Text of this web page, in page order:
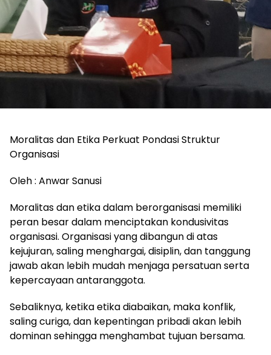
Moralitas dan Etika Perkuat Pondasi Struktur
Organisasi
Oleh : Anwar Sanusi
Moralitas dan etika dalam berorganisasi memiliki
peran besar dalam menciptakan kondusivitas
organisasi. Organisasi yang dibangun di atas
kejujuran, saling menghargai, disiplin, dan tanggung
jawab akan lebih mudah menjaga persatuan serta
kepercayaan antaranggota.
Sebaliknya, ketika etika diabaikan, maka konflik,
saling curiga, dan kepentingan pribadi akan lebih
dominan sehingga menghambat tujuan bersama.